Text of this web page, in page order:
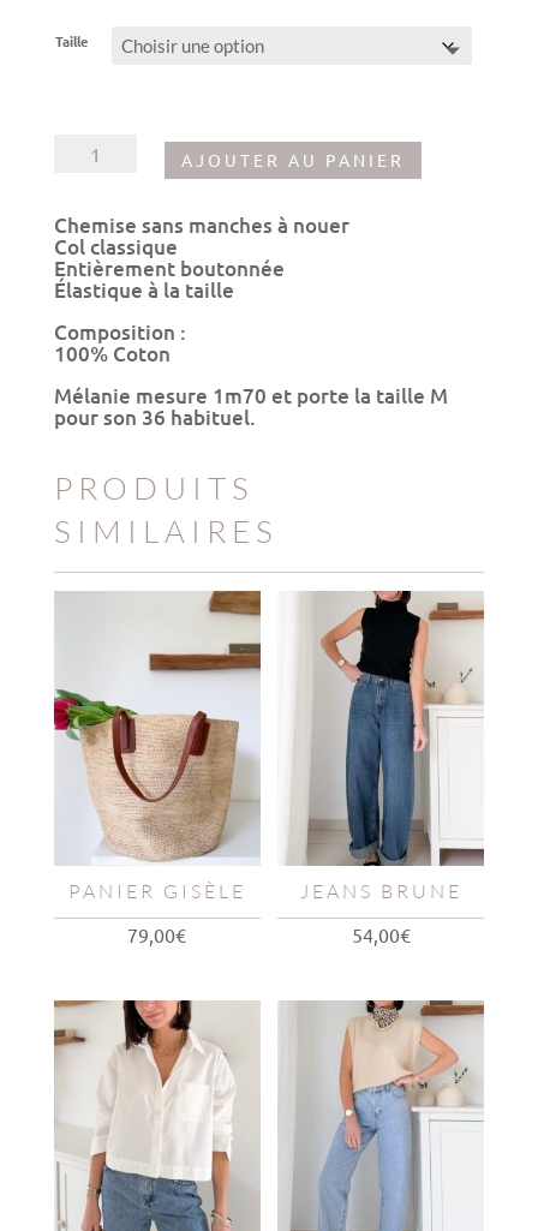
Taille
AJOUTER AU PANIER
Chemise sans manches à nouer
Col classique
Entièrement boutonnée
Élastique à la taille
Composition :
100% Coton
Mélanie mesure 1m70 et porte la taille M
pour son 36 habituel.
PRODUITS
SIMILAIRES
PANIER GISÈLE
79,00€
JEANS BRUNE
54,00€